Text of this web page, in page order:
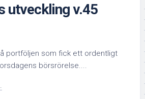
utveckling v.45
portföljen som fick ett ordentligt
börsrörelse....